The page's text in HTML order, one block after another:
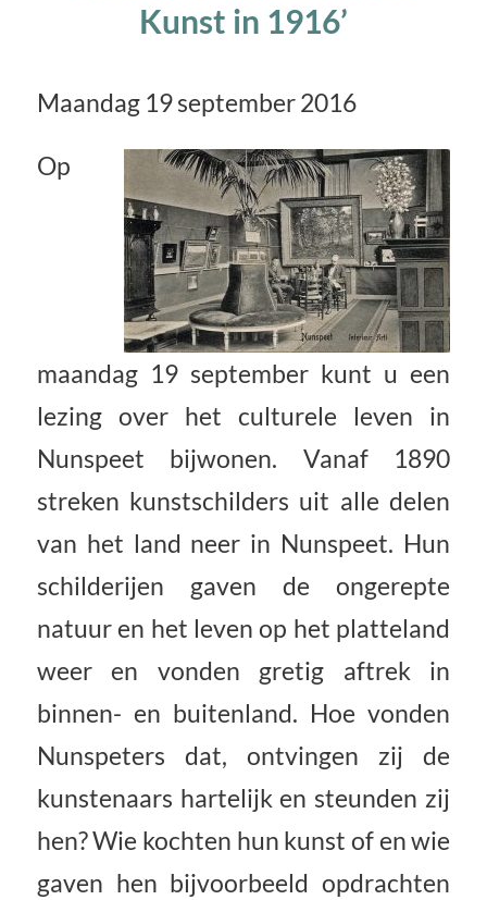
Kunst in 1916’
Maandag 19 september 2016
Op
maandag 19 september kunt u een
lezing over het culturele leven in
Nunspeet bijwonen. Vanaf 1890
streken kunstschilders uit alle delen
van het land neer in Nunspeet. Hun
schilderijen gaven de ongerepte
natuur en het leven op het platteland
weer en vonden gretig aftrek in
binnen- en buitenland. Hoe vonden
Nunspeters dat, ontvingen zij de
kunstenaars hartelijk en steunden zij
hen? Wie kochten hun kunst of en wie
gaven hen bijvoorbeeld opdrachten